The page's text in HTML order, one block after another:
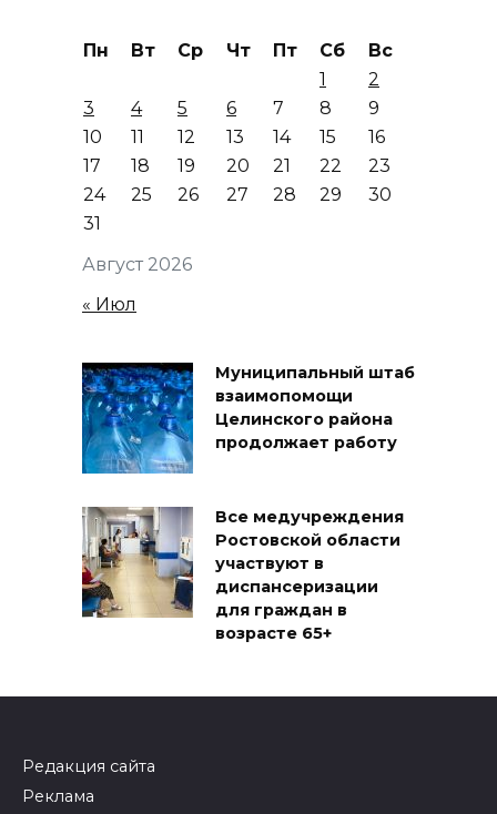
Август 2026
Пн Вт Ср Чт Пт Сб
Вс
1
2
3
4 5 6 7 8
9
10
11 12 13 14 15
16
17
18 19 20 21 22
23
24
25 26 27 28 29
30
31
« Июл
Муниципальный штаб
взаимопомощи
Целинского района
продолжает работу
Все медучреждения
Ростовской области
участвуют в
диспансеризации
для граждан в
возрасте 65+
Редакция сайта
Реклама